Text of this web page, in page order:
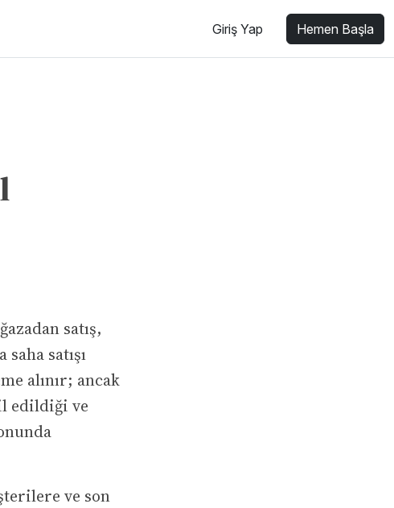
Giriş Yap Hemen Başla
satış,
satışı
alınır; ancak
edildiği ve
ve son